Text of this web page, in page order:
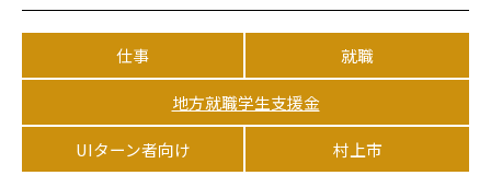
仕事 就職
地方就職学生支援金
UIターン者向け 村上市